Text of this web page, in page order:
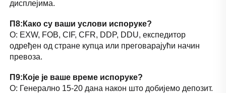
дисплејима.
П8:Како су ваши услови испоруке?
О: EXW, FOB, CIF, CFR, DDP, DDU, експедитор
одређен од стране купца или преговарајући начин
превоза.
П9:Које је ваше време испоруке?
О: Генерално 15-20 дана након што добијемо депозит.